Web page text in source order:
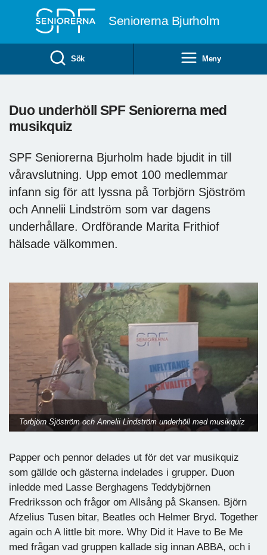
Seniorerna Bjurholm
Sök Meny
Duo underhöll SPF Seniorerna med
musikquiz
SPF Seniorerna Bjurholm hade bjudit in till
våravslutning. Upp emot 100 medlemmar
infann sig för att lyssna på Torbjörn Sjöström
och Annelii Lindström som var dagens
underhållare. Ordförande Marita Frithiof
hälsade välkommen.
Torbjörn Sjöström och Annelii Lindström underhöll med musikquiz
Papper och pennor delades ut för det var musikquiz
som gällde och gästerna indelades i grupper. Duon
inledde med Lasse Berghagens Teddybjörnen
Fredriksson och frågor om Allsång på Skansen. Björn
Afzelius Tusen bitar, Beatles och Helmer Bryd. Together
again och A little bit more. Why Did it Have to Be Me
med frågan vad gruppen kallade sig innan ABBA, och i